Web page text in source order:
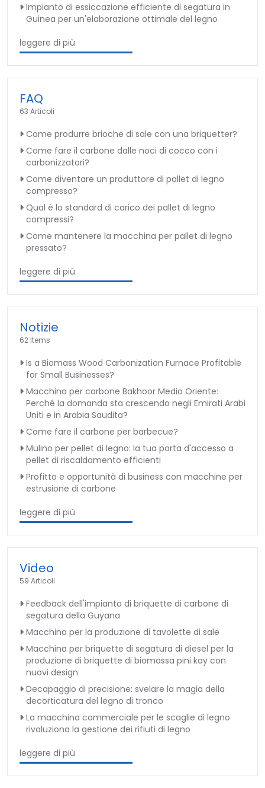
Impianto di essiccazione efficiente di segatura in
Guinea per un'elaborazione ottimale del legno
leggere di più
FAQ
63 Articoli
Come produrre brioche di sale con una briquetter?
Come fare il carbone dalle noci di cocco con i
carbonizzatori?
Come diventare un produttore di pallet di legno
compresso?
Qual è lo standard di carico dei pallet di legno
compressi?
Come mantenere la macchina per pallet di legno
pressato?
leggere di più
Notizie
62 Items
Is a Biomass Wood Carbonization Furnace Profitable
for Small Businesses?
Macchina per carbone Bakhoor Medio Oriente:
Perché la domanda sta crescendo negli Emirati Arabi
Uniti e in Arabia Saudita?
Come fare il carbone per barbecue?
Mulino per pellet di legno: la tua porta d'accesso a
pellet di riscaldamento efficienti
Profitto e opportunità di business con macchine per
estrusione di carbone
leggere di più
Video
59 Articoli
Feedback dell'impianto di briquette di carbone di
segatura della Guyana
Macchina per la produzione di tavolette di sale
Macchina per briquette di segatura di diesel per la
produzione di briquette di biomassa pini kay con
nuovi design
Decapaggio di precisione: svelare la magia della
decorticatura del legno di tronco
La macchina commerciale per le scaglie di legno
rivoluziona la gestione dei rifiuti di legno
leggere di più